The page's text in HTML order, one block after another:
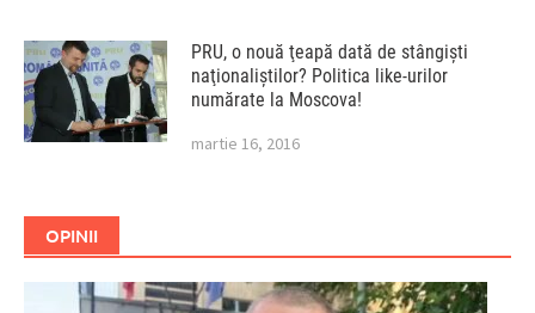
PRU, o nouă ţeapă dată de stângişti
naţionaliştilor? Politica like-urilor
numărate la Moscova!
martie 16, 2016
OPINII